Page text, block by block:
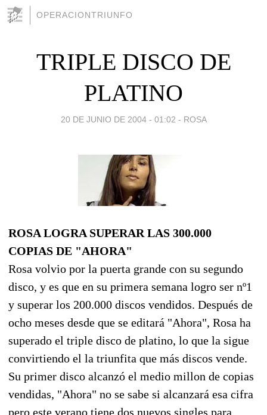
OPERACIONTRIUNFO
TRIPLE DISCO DE
PLATINO
20 DE JUNIO DE 2004 - 01:02 - ROSA
ROSA LOGRA SUPERAR LAS 300.000
COPIAS DE "AHORA"
Rosa volvio por la puerta grande con su segundo
disco, y es que en su primera semana logro ser nº1
y superar los 200.000 discos vendidos. Después de
ocho meses desde que se editará "Ahora", Rosa ha
superado el triple disco de platino, lo que la sigue
convirtiendo el la triunfita que más discos vende.
Su primer disco alcanzó el medio millon de copias
vendidas, "Ahora" no se sabe si alcanzará esa cifra
pero este verano tiene dos nuevos singles para